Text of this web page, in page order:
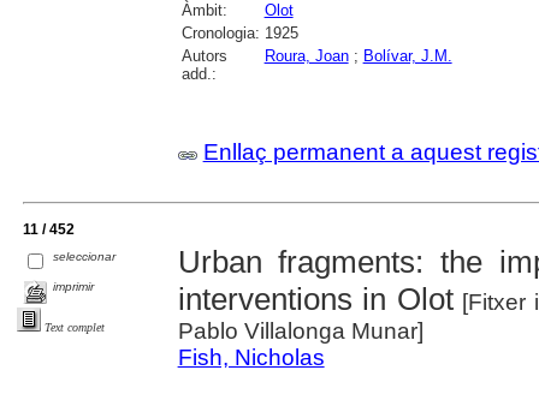
Àmbit:
Olot
Cronologia: 1925
Autors
add.:
Roura, Joan; Bolívar, J.M.
Enllaç permanent a aquest
11 / 452
seleccionar
imprimir
Text complet
Urban fragments: the
interventions in Olot [Fitxer
Pablo Villalonga Munar]
Fish, Nicholas